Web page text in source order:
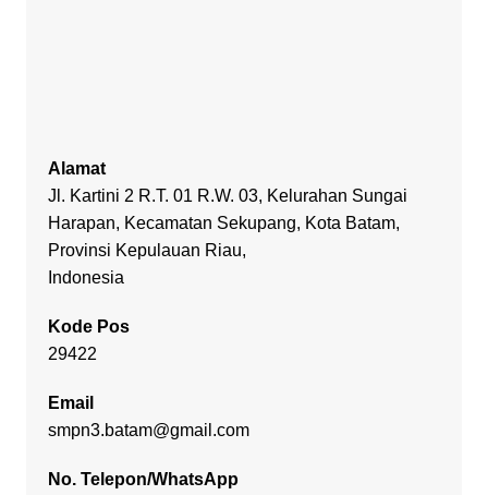
Alamat
Jl. Kartini 2 R.T. 01 R.W. 03, Kelurahan Sungai
Harapan, Kecamatan Sekupang, Kota Batam,
Provinsi Kepulauan Riau,
Indonesia
Kode Pos
29422
Email
smpn3.batam@gmail.com
No. Telepon/WhatsApp